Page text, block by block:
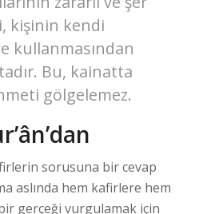
kişinin kendi
kullanmasından
Bu, kainatta
gölgelemez.
sorusuna bir cevap
aslında hem kafirlere hem
gerçeği vurgulamak için